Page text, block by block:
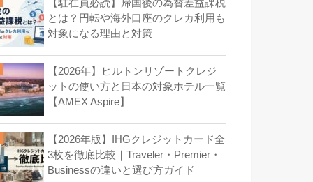
【駐在員必読】帰国後の為替差益課税
とは？円転や海外口座のクレカ利用も
対象になる理由と対策
【2026年】ヒルトンリゾートクレジ
ットの使い方と日本の対象ホテル一覧
【AMEX Aspire】
【2026年版】IHGクレジットカード全
3枚を徹底比較｜Traveler・Premier・
Businessの違いと選び方ガイド